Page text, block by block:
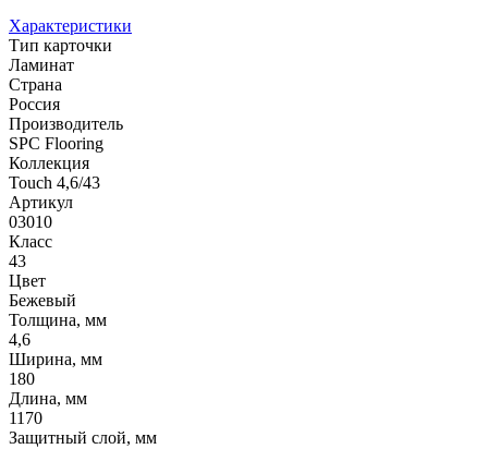
Характеристики
Тип карточки
Ламинат
Страна
Россия
Производитель
SPC Flooring
Коллекция
Touch 4,6/43
Артикул
03010
Класс
43
Цвет
Бежевый
Толщина, мм
4,6
Ширина, мм
180
Длина, мм
1170
Защитный слой, мм